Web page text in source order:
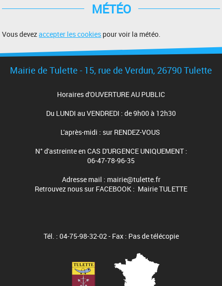
MÉTÉO
Vous devezaccepter les cookies pour voir la météo.
Mairie de Tulette - 15, rue de Verdun, 26790 Tulette
Horaires d'OUVERTURE AU PUBLIC
Du LUNDI au VENDREDI : de 9h00 à 12h30
L'après-midi : sur RENDEZ-VOUS
N° d'astreinte en CAS D'URGENCE UNIQUEMENT :
06-47-78-96-35
Adresse mail : mairie@tulette.fr
Retrouvez nous sur FACEBOOK : Mairie TULETTE
Tél. : 04-75-98-32-02 - Fax : Pas de télécopie